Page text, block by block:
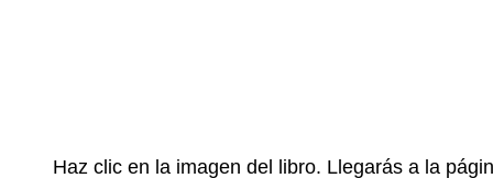
Haz clic en la imagen del libro. Llegarás a la